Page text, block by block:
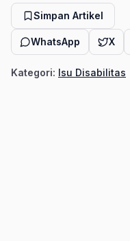
Simpan Artikel
WhatsApp X
Kategori: Isu Disabilitas